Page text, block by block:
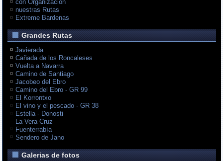
con Organización
nuestras Rutas
Extreme Bardenas
Grandes Rutas
Javierada
Cañada de los Roncaleses
Vuelta a Navarra
Camino de Santiago
Jacobeo del Ebro
Camino del Ebro - GR 99
El Korrontxo
El vino y el pescado - GR 38
Estella - Donosti
La Vera Cruz
Fuenterrabía
Sendero de Jano
Galerias de fotos